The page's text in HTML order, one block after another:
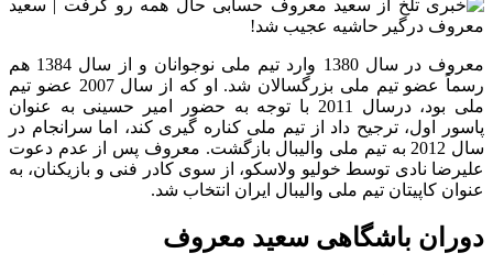
معروف در سال 1380 وارد تیم ملی نوجوانان و از سال 1384 هم
رسماً عضو تیم ملی بزرگسالان شد. او که از سال 2007 عضو تیم
ملی بود، درسال 2011 با توجه به حضور امیر حسینی به عنوان
پاسور اول، ترجیح داد از تیم ملی کناره گیری کند، اما سرانجام در
سال 2012 به تیم ملی والیبال بازگشت. معروف پس از عدم دعوت
علیرضا نادی توسط خولیو ولاسکو، از سوی کادر فنی و بازیکنان، به
عنوان کاپیتان تیم ملی والیبال ایران انتخاب شد.
دوران باشگاهی سعید معروف